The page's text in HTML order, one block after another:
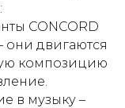
CONCORD
они двигаются
композицию
в музыку –